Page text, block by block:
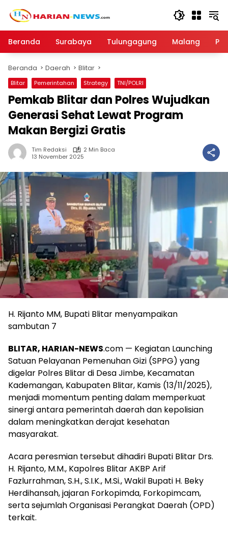
Beranda
Surabaya Tulungagung Malang
Beranda Daerah Blitar
Blitar Pemerintahan Strategy TNI/POLRI
Pemkab Blitar dan Polres Wujudkan
Generasi Sehat Lewat Program
Makan Bergizi Gratis
Tim Redaksi
2 Min Baca
13 November 2025
H. Rijanto MM, Bupati Blitar menyampaikan
sambutan 7
BLITAR, HARIAN-NEWS.com — Kegiatan Launching
Satuan Pelayanan Pemenuhan Gizi (SPPG) yang
digelar Polres Blitar di Desa Jimbe, Kecamatan
Kademangan, Kabupaten Blitar, Kamis (13/11/2025),
menjadi momentum penting dalam memperkuat
sinergi antara pemerintah daerah dan kepolisian
dalam meningkatkan derajat kesehatan
masyarakat.
Acara peresmian tersebut dihadiri Bupati Blitar Drs.
H. Rijanto, M.M., Kapolres Blitar AKBP Arif
Fazlurrahman, S.H., S.I.K., M.Si., Wakil Bupati H. Beky
Herdihansah, jajaran Forkopimda, Forkopimcam,
serta sejumlah Organisasi Perangkat Daerah (OPD)
terkait.